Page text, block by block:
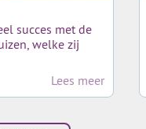
succes met de
welke zij
Lees meer